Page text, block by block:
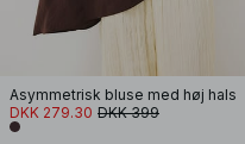
Asymmetrisk bluse med høj hals
DKK 279.30 DKK 399